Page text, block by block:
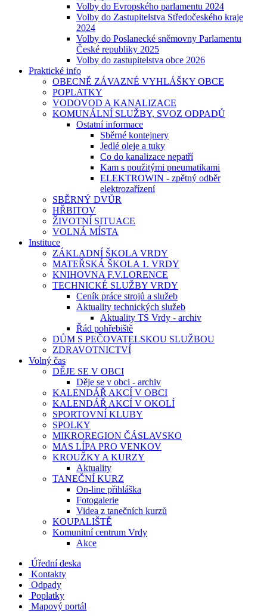
Volby do Evropského parlamentu 2024
Volby do Zastupitelstva Středočeského kraje
2024
Volby do Poslanecké sněmovny Parlamentu
České republiky 2025
Volby do zastupitelstva obce 2026
Praktické info
OBECNĚ ZÁVAZNÉ VYHLÁŠKY OBCE
POPLATKY
VODOVOD A KANALIZACE
KOMUNÁLNÍ SLUŽBY, SVOZ ODPADŮ
Ostatní informace
Sběrné kontejnery
Jedlé oleje a tuky
Co do kanalizace nepatří
Kam s použitými pneumatikami
ELEKTROWIN - zpětný odběr
elektrozařízení
SBĚRNÝ DVŮR
HŘBITOV
ŽIVOTNÍ SITUACE
VOLNÁ MÍSTA
Instituce
ZÁKLADNÍ ŠKOLA VRDY
MATEŘSKÁ ŠKOLA 1. VRDY
KNIHOVNA F.V.LORENCE
TECHNICKÉ SLUŽBY VRDY
Ceník práce strojů a služeb
Aktuality technických služeb
Aktuality TS Vrdy - archiv
Řád pohřebiště
DŮM S PEČOVATELSKOU SLUŽBOU
ZDRAVOTNICTVÍ
Volný čas
DĚJE SE V OBCI
Děje se v obci - archiv
KALENDÁŘ AKCÍ V OBCI
KALENDÁŘ AKCÍ V OKOLÍ
SPORTOVNÍ KLUBY
SPOLKY
MIKROREGION ČÁSLAVSKO
MAS LÍPA PRO VENKOV
KROUŽKY A KURZY
Aktuality
TANEČNÍ KURZ
On-line přihláška
Fotogalerie
Videa z tanečních kurzů
KOUPALIŠTĚ
Komunitní centrum Vrdy
Akce
Úřední deska
Kontakty
Odpady
Poplatky
Mapový portál